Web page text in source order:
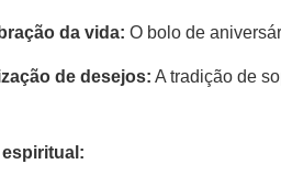
da vida: O bolo de
de desejos: A tradição de
espiritual: